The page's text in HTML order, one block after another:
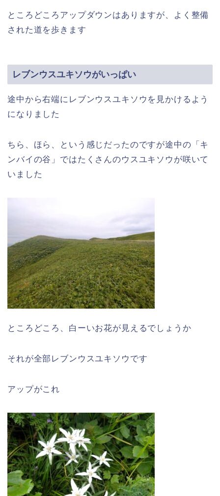
ところどころアップダウンはありますが、よく整備
された道を歩きます
レブンウスユキソウがいっぱい
途中から右端にレブンウスユキソウを見かけるよう
になりました
ちら、ほら、という感じだったのですが途中の「キ
ンバイの谷」ではたくさんのウスユキソウが咲いて
いました
ところどころ、白ーいお花が見えるでしょうか
それが全部レブンウスユキソウです
アップがこれ